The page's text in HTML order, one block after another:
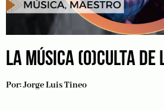
LA MÚSICA (O)CULTA DE
Por:Jorge Luis Tineo